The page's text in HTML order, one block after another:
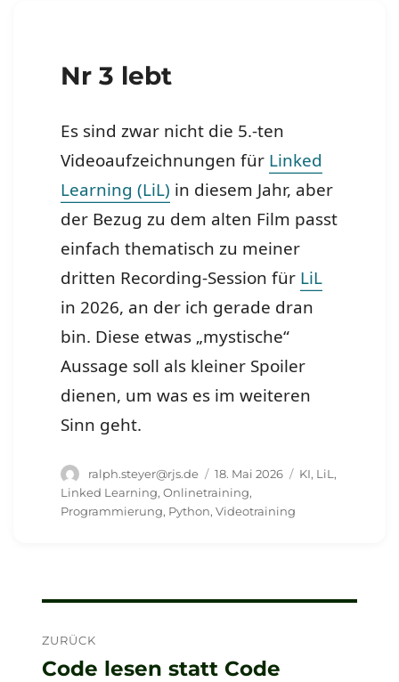
Nr 3 lebt
Es sind zwar nicht die 5.-ten
Videoaufzeichnungen für Linked
Learning (LiL) in diesem Jahr, aber
der Bezug zu dem alten Film passt
einfach thematisch zu meiner
dritten Recording-Session für LiL
in 2026, an der ich gerade dran
bin. Diese etwas „mystische“
Aussage soll als kleiner Spoiler
dienen, um was es im weiteren
Sinn geht.
Autor
ralph.steyer@rjs.de
Veröffentlicht
am
18. Mai 2026 Schlagwörter
KI, LiL,
Linked Learning,Onlinetraining,
Programmierung, Python,Videotraining
ZURÜCK
Vorheriger
Code lesen statt Code